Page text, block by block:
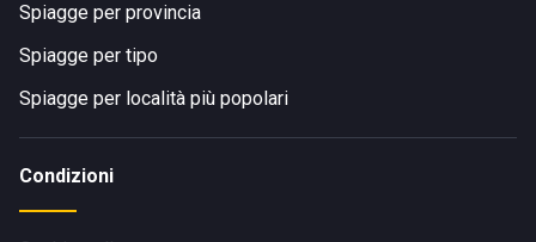
Spiagge per provincia
Spiagge per tipo
Spiagge per località più popolari
Condizioni